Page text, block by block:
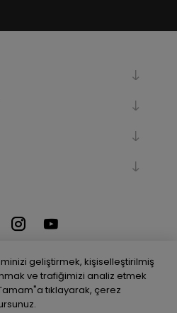
bynopCommerce
geliştirmek, kişiselleştirilmiş
ve trafiğimizi analiz etmek
tıklayarak, çerez